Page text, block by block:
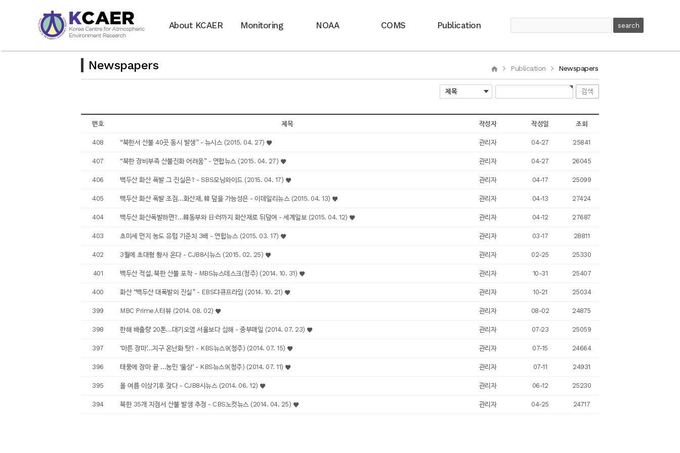
About KCAER Monitoring NOAA COMS Publication
Newspapers Publication Newspapers
번호 제목 작성자 작성일 조회
408 “북한서 산불 40곳 동시 발생” - 뉴시스 (2015. 04. 27) 관리자 04-27 25841
407 “북한 장비부족 산불진화 어려움” - 연합뉴스 (2015. 04. 27) 관리자 04-27 26045
406 백두산 화산 폭발 그 진실은? - SBS모닝와이드 (2015. 04. 17) 관리자 04-17 25099
405 백두산 화산 폭발 조짐…화산재, 韓 덮을 가능성은 - 이데일리뉴스 (2015. 04. 13) 관리자 04-13 27424
404 백두산 화산폭발하면?…韓동부와 日·러까지 화산재로 뒤덮여 - 세계일보 (2015. 04. 12) 관리자 04-12 27687
403 초미세 먼지 농도 유럽 기준치 3배 - 연합뉴스 (2015. 03. 17) 관리자 03-17 28811
402 3월에 초대형 황사 온다 - CJB8시뉴스 (2015. 02. 25) 관리자 02-25 25330
401 백두산 적설, 북한 산불 포착 - MBS뉴스데스크(청주) (2014. 10. 31) 관리자 10-31 25407
400 화산 “백두산 대폭발의 진실” - EBS댜큐프라임 (2014. 10. 21) 관리자 10-21 25034
399 MBC Prime人터뷰 (2014. 08. 02) 관리자 08-02 24875
398 한해 배출량 20톤…대기오염 서울보다 심해 - 중부매일 (2014. 07. 23) 관리자 07-23 25059
397 ‘마른 장마’…지구 온난화 탓? - KBS뉴스9(청주) (2014. 07. 15) 관리자 07-15 24664
396 태풍에 장마 끝 …농민 ‘울상’ - KBS뉴스9(청주) (2014. 07. 11) 관리자 07-11 24931
395 올 여름 이상기후 잦다 - CJB8시뉴스 (2014. 06. 12) 관리자 06-12 25230
394 북한 35개 지점서 산불 발생 추정 - CBS노컷뉴스 (2014. 04. 25) 관리자 04-25 24717